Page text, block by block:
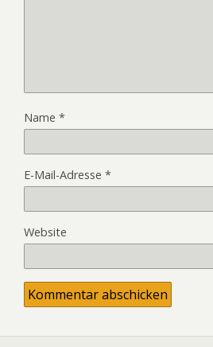
Name *
E-Mail-Adresse *
Website